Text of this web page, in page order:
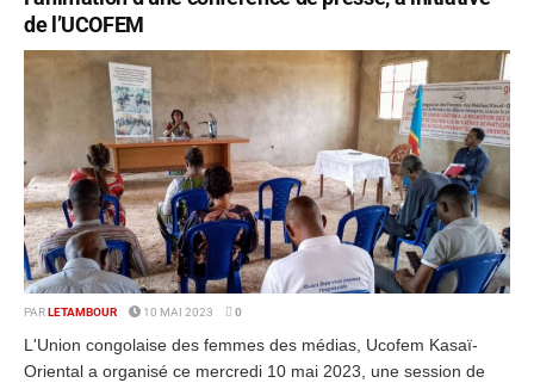
de l’UCOFEM
PAR LETAMBOUR 10 MAI 2023 0
L'Union congolaise des femmes des médias, Ucofem Kasaï-
Oriental a organisé ce mercredi 10 mai 2023, une session de